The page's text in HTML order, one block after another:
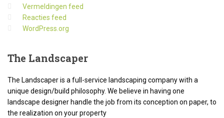
Vermeldingen feed
Reacties feed
WordPress.org
The Landscaper
The Landscaper is a full-service landscaping company with a
unique design/build philosophy. We believe in having one
landscape designer handle the job from its conception on paper, to
the realization on your property